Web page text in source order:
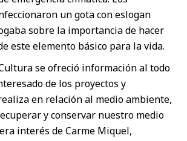
un gota con eslogan
sobre la importancia de hacer
este elemento básico para la vida.
se ofreció información al todo
de los proyectos y
en relación al medio ambiente,
y conservar nuestro medio
interés de Carme Miquel,